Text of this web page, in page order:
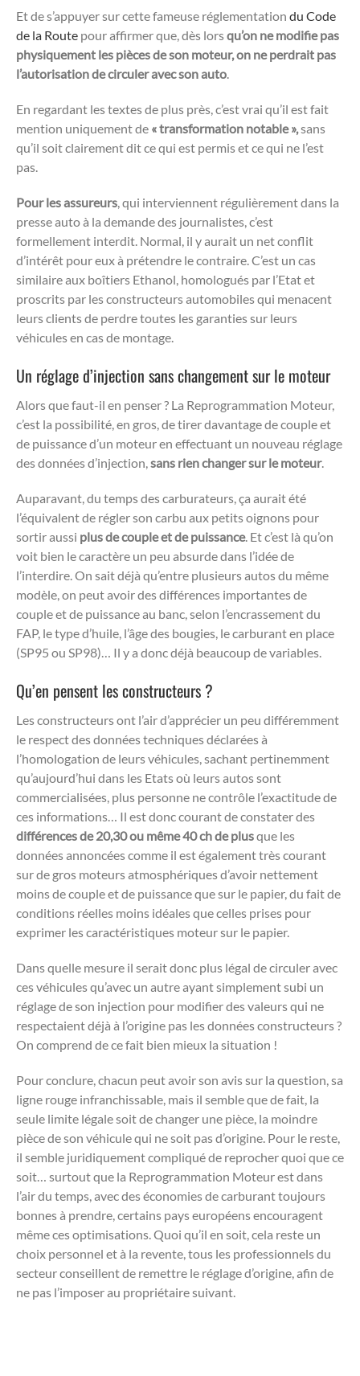
Et de s’appuyer sur cette fameuse réglementation du Code
de la Route pour affirmer que, dès lorsqu’on ne modifie pas
physiquement les pièces de son moteur, on ne perdrait pas
l’autorisation de circuler avec son auto.
En regardant les textes de plus près, c’est vrai qu’il est fait
mention uniquement de « transformation notable »,sans
qu’il soit clairement dit ce qui est permis et ce qui ne l’est
pas.
Pour les assureurs, qui interviennent régulièrement dans la
presse auto à la demande des journalistes, c’est
formellement interdit. Normal, il y aurait un net conflit
d’intérêt pour eux à prétendre le contraire. C’est un cas
similaire aux boîtiers Ethanol, homologués par l’Etat et
proscrits par les constructeurs automobiles qui menacent
leurs clients de perdre toutes les garanties sur leurs
véhicules en cas de montage.
Un réglage d’injection sans changement sur le moteur
Alors que faut-il en penser ? La Reprogrammation Moteur,
c’est la possibilité, en gros, de tirer davantage de couple et
de puissance d’un moteur en effectuant un nouveau réglage
des données d’injection,sans rien changer sur le moteur.
Auparavant, du temps des carburateurs, ça aurait été
l’équivalent de régler son carbu aux petits oignons pour
sortir aussi plus de couple et de puissance. Et c’est là qu’on
voit bien le caractère un peu absurde dans l’idée de
l’interdire. On sait déjà qu’entre plusieurs autos du même
modèle, on peut avoir des différences importantes de
couple et de puissance au banc, selon l’encrassement du
FAP, le type d’huile, l’âge des bougies, le carburant en place
(SP95 ou SP98)… Il y a donc déjà beaucoup de variables.
Qu’en pensent les constructeurs ?
Les constructeurs ont l’air d’apprécier un peu différemment
le respect des données techniques déclarées à
l’homologation de leurs véhicules, sachant pertinemment
qu’aujourd’hui dans les Etats où leurs autos sont
commercialisées, plus personne ne contrôle l’exactitude de
ces informations… Il est donc courant de constater des
différences de 20,30 ou même 40 ch de plusque les
données annoncées comme il est également très courant
sur de gros moteurs atmosphériques d’avoir nettement
moins de couple et de puissance que sur le papier, du fait de
conditions réelles moins idéales que celles prises pour
exprimer les caractéristiques moteur sur le papier.
Dans quelle mesure il serait donc plus légal de circuler avec
ces véhicules qu’avec un autre ayant simplement subi un
réglage de son injection pour modifier des valeurs qui ne
respectaient déjà à l’origine pas les données constructeurs ?
On comprend de ce fait bien mieux la situation !
Pour conclure, chacun peut avoir son avis sur la question, sa
ligne rouge infranchissable, mais il semble que de fait, la
seule limite légale soit de changer une pièce, la moindre
pièce de son véhicule qui ne soit pas d’origine. Pour le reste,
il semble juridiquement compliqué de reprocher quoi que ce
soit… surtout que la Reprogrammation Moteur est dans
l’air du temps, avec des économies de carburant toujours
bonnes à prendre, certains pays européens encouragent
même ces optimisations. Quoi qu’il en soit, cela reste un
choix personnel et à la revente, tous les professionnels du
secteur conseillent de remettre le réglage d’origine, afin de
ne pas l’imposer au propriétaire suivant.